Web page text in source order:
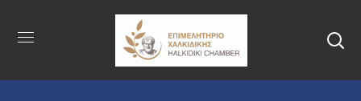
στο
περιεχόμενο